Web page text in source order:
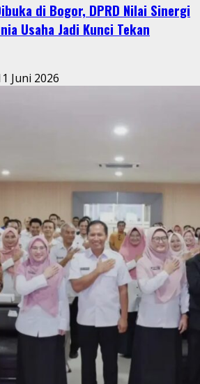
di Bogor, DPRD Nilai Sinergi
Usaha Jadi Kunci Tekan
Juni 2026